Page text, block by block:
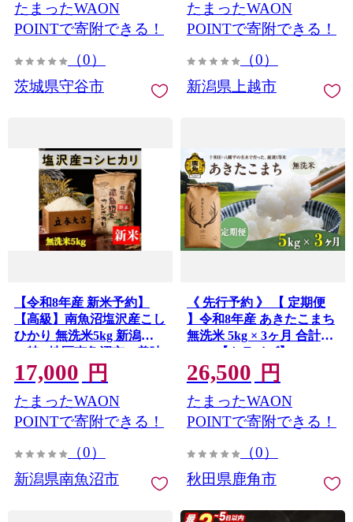
たまったWAON
POINTで寄附できる！
（0）
茨城県守谷市
たまったWAON
POINTで寄附できる！
（0）
新潟県上越市
【令和8年産 新米予約】
【高級】南魚沼塩沢産こし
ひかり 無洗米5kg 新潟県
の特A地区南魚沼市の美味
しいお米【銘柄米 ブラン
ド米 無洗米 こしひかり コ
シヒカリ 魚沼産 新潟米】
【2026年10月上旬から1ヶ
17,000 円
たまったWAON
POINTで寄附できる！
（0）
新潟県南魚沼市
《 先行予約 》 【 定期便
】令和8年産 あきたこまち
無洗米 5kg × 3ヶ月 合計
15kg 【トライズ】 ●2026
年10月下旬発送開始 米 精
米 白米 単一原料米 国産米
ブランド米 白米 もっちり
県産米 お米 こめ コメ 秋田
無料
26,500 円
たまったWAON
POINTで寄附できる！
（0）
秋田県鹿角市